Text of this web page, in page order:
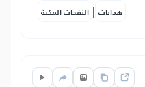
النفحات المكية | هدايات